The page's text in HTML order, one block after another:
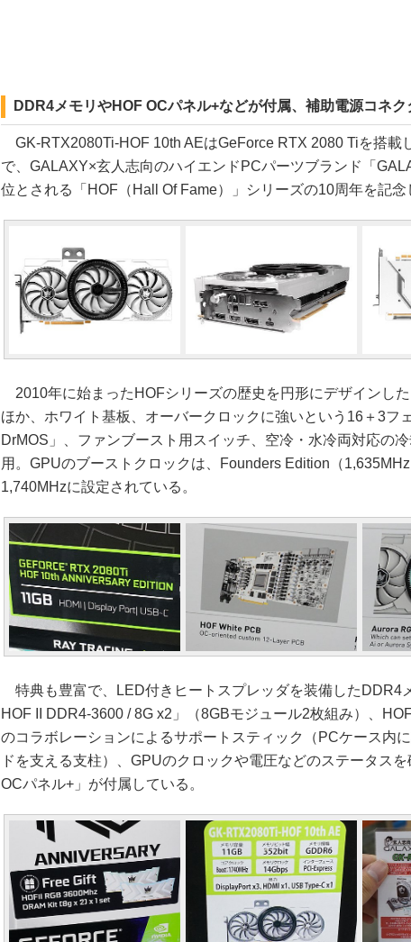
DDR4メモリやHOF OCパネル+などが付属、補助電源コネ
GK-RTX2080Ti-HOF 10th AEはGeForce RTX 2080 Tiを搭載
で、GALAXY×玄人志向のハイエンドPCパーツブランド「
位とされる「HOF（Hall Of Fame）」シリーズの10周年を記念
2010年に始まったHOFシリーズの歴史を円形にデザインし
ほか、ホワイト基板、オーバークロックに強いという16＋3フ
DrMOS」、ファンブースト用スイッチ、空冷・水冷両対応の
用。GPUのブーストクロックは、Founders Edition（
1,740MHzに設定されている。
特典も豊富で、LED付きヒートスプレッダを装備したDDR4
HOF II DDR4-3600 / 8G x2」（8GBモジュール2枚組み）、
のコラボレーションによるサポートスティック（PCケース内
ドを支える支柱）、GPUのクロックや電圧などのステータス
OCパネル+」が付属している。